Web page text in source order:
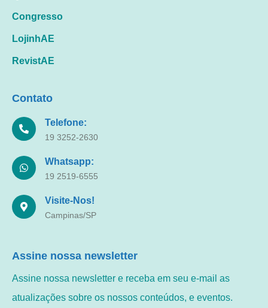
Congresso
LojinhAE
RevistAE
Contato
Telefone:
19 3252-2630
Whatsapp:
19 2519-6555
Visite-Nos!
Campinas/SP
Assine nossa newsletter
Assine nossa newsletter e receba em seu e-mail as
atualizações sobre os nossos conteúdos, e eventos.